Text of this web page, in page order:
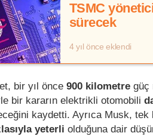
TSMC
sürecek
4 yıl önce eklendi
bir yıl önce 900 kilometre güç
bir kararın elektrikli otomobili
kaydetti. Ayrıca Musk,
yeterli olduğuna dair